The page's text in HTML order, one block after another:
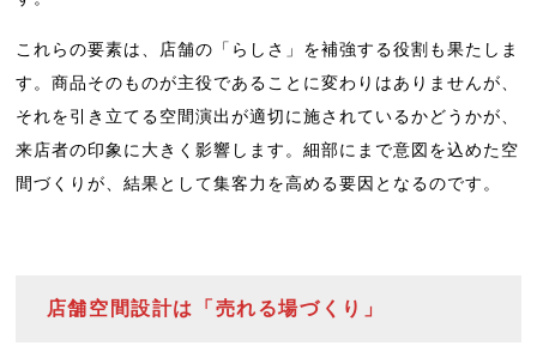
これらの要素は、店舗の「らしさ」を補強する役割も果たしま
す。商品そのものが主役であることに変わりはありませんが、
それを引き立てる空間演出が適切に施されているかどうかが、
来店者の印象に大きく影響します。細部にまで意図を込めた空
間づくりが、結果として集客力を高める要因となるのです。
店舗空間設計は「売れる場づくり」